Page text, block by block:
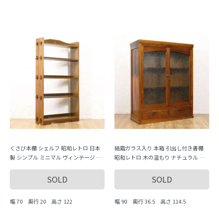
くさび本棚 シェルフ 昭和レトロ 日本
製 シンプル ミニマル ヴィンテージ 木
SOLD
幅 70 奥行 20 高さ 122
結霜ガラス入り 本箱 引出し付き書棚
昭和レトロ 木の温もり ナチュラル シ
SOLD
幅 90 奥行 36.5 高さ 114.5